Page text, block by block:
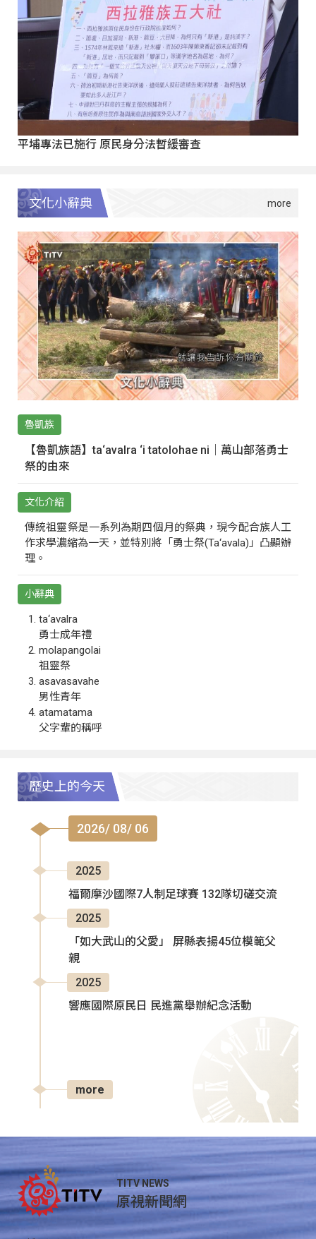
平埔專法已施行 原民身分法暫緩審查
文化小辭典
魯凱族
【魯凱族語】ta‘avalra ‘i tatolohae ni｜萬山部落勇士
祭的由來
文化介紹
傳統祖靈祭是一系列為期四個月的祭典，現今配合族人工
作求學濃縮為一天，並特別將「勇士祭(Ta‘avala)」凸顯辦
理。
小辭典
ta‘avalra
勇士成年禮
molapangolai
祖靈祭
asavasavahe
男性青年
atamatama
父字輩的稱呼
歷史上的今天
2026/ 08/ 06
2025
福爾摩沙國際7人制足球賽 132隊切磋交流
2025
「如大武山的父愛」 屏縣表揚45位模範父
親
2025
響應國際原民日 民進黨舉辦紀念活動
more
TITV NEWS
原視新聞網